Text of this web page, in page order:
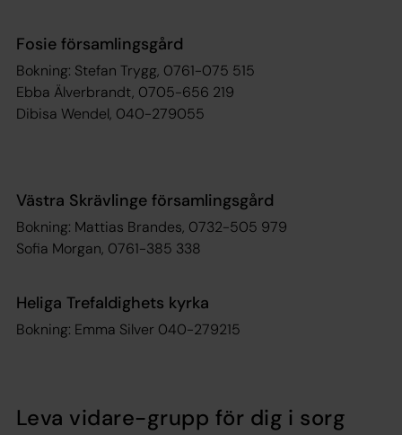
Fosie församlingsgård
Bokning: Stefan Trygg, 0761-075 515
Ebba Älverbrandt, 0705-656 219
Dibisa Wendel, 040-279055
Västra Skrävlinge församlingsgård
Bokning: Mattias Brandes, 0732-505 979
Sofia Morgan, 0761-385 338
Heliga Trefaldighets kyrka
Bokning: Emma Silver 040-279215
Leva vidare-grupp för dig i sorg